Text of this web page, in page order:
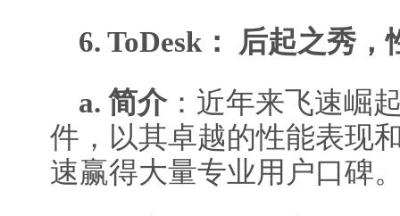
6. ToDesk： 后起之秀，
a. 简介：近年来飞速崛
件，以其卓越的性能表现
速赢得大量专业用户口碑